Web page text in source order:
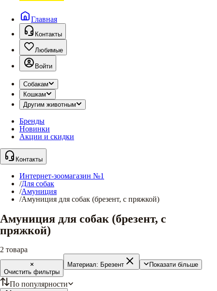
Главная
Контакты
Любимые
Войти
Собакам
Кошкам
Другим животным
Бренды
Новинки
Акции и скидки
Контакты
Интернет-зоомагазин №1
/Для собак
/Амуниция
/Амуниция для собак (брезент, с пряжкой)
Амуниция для собак (брезент, с
пряжкой)
2 товара
Очистить фильтры
Материал: Брезент Показати більше
По популярности